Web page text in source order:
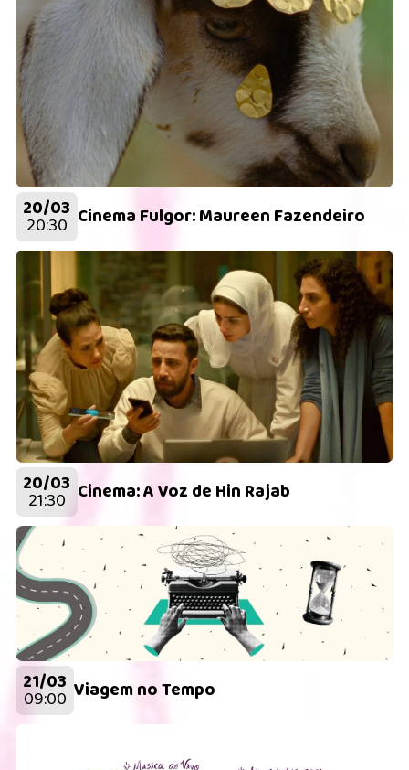
20/03
20:30 Cinema Fulgor: Maureen Fazendeiro
20/03
21:30 Cinema: A Voz de Hin Rajab
21/03
09:00 Viagem no Tempo